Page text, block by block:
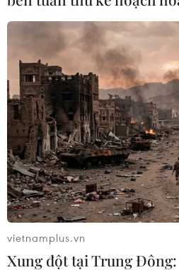
06/08/2026 12:24
Tuyên Quang khẩn trương
phục sạt lở trên các tuyến
06/08/2026 11:54
Xem
vietnamplus.vn
Xung đột tại Trung